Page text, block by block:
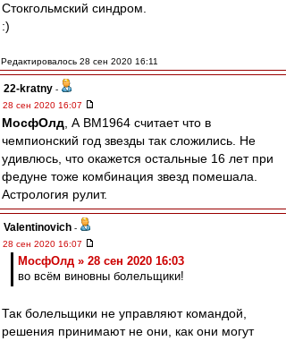
Стокгольмский синдром.
:)
Редактировалось 28 сен 2020 16:11
22-kratny -
28 сен 2020 16:07
МосфОлд , А ВМ1964 считает что в
чемпионский год звезды так сложились. Не
удивлюсь, что окажется остальные 16 лет при
федуне тоже комбинация звезд помешала.
Астрология рулит.
Valentinovich -
28 сен 2020 16:07
МосфОлд » 28 сен 2020 16:03
во всём виновны болельщики!
Так болельщики не управляют командой,
решения принимают не они, как они могут